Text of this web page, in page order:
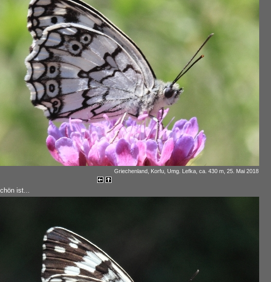
Griechenland, Korfu, Umg. Lefka, ca. 430 m, 25. Mai 2018
ist...